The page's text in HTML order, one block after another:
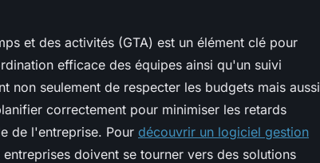
et des activités (GTA) est un élément clé pour
efficace des équipes ainsi qu'un suivi
non seulement de respecter les budgets mais aussi
correctement pour minimiser les retards
de l'entreprise. Pour découvrir un logiciel gestion
entreprises doivent se tourner vers des solutions